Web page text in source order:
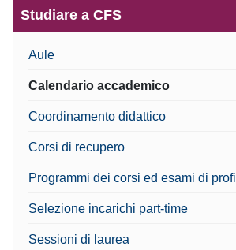
Studiare a CFS
Aule
Calendario accademico
Coordinamento didattico
Corsi di recupero
Programmi dei corsi ed esami di
Selezione incarichi part-time
Sessioni di laurea